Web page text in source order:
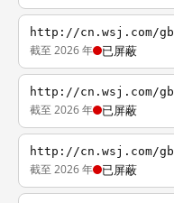
http://cn.wsj.com/gb/
截至 2026 年 已屏蔽
http://cn.wsj.com/gb/
截至 2026 年 已屏蔽
http://cn.wsj.com/gb/
截至 2026 年 已屏蔽